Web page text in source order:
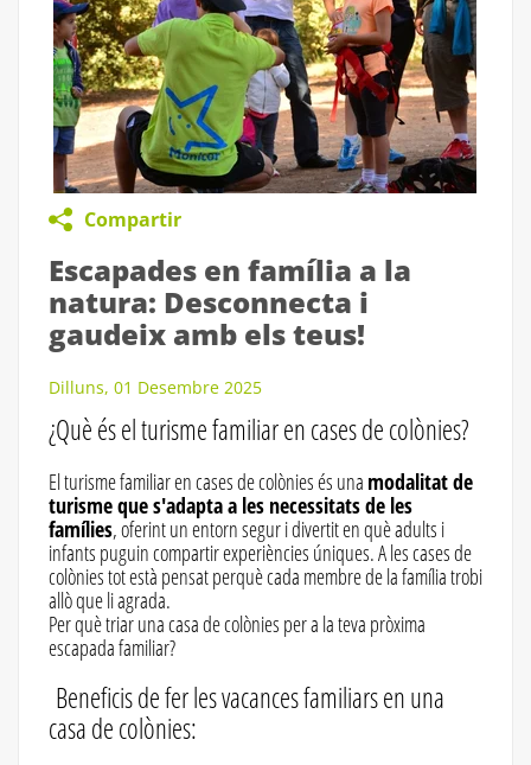
Compartir
Escapades en família a la
natura: Desconnecta i
gaudeix amb els teus!
Dilluns, 01 Desembre 2025
¿Què és el turisme familiar en cases de colònies?
El turisme familiar en cases de colònies és una modalitat de
turisme que s'adapta a les necessitats de les
famílies, oferint un entorn segur i divertit en què adults i
infants puguin compartir experiències úniques. A les cases de
colònies tot està pensat perquè cada membre de la família trobi
allò que li agrada.
Per què triar una casa de colònies per a la teva pròxima
escapada familiar?
Beneficis de fer les vacances familiars en una
casa de colònies: